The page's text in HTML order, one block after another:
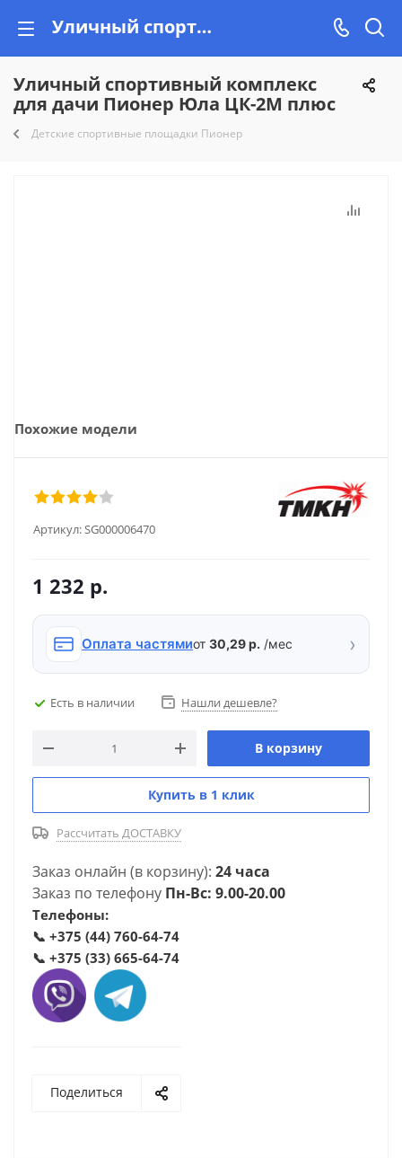
Уличный спортивный комплекс для дачи Пионер Юла ЦК-2М плюс купить недорого на Vishop
Уличный спортивный комплекс
для дачи Пионер Юла ЦК-2М плюс
Детские спортивные площадки Пионер
Похожие модели
Артикул:SG000006470
1 232 р.
Оплата частямиот 30,29 р. /мес ›
Есть в наличии Нашли дешевле?
В корзину
Купить в 1 клик
Рассчитать ДОСТАВКУ
Заказ онлайн (в корзину): 24 часа
Заказ по телефону Пн-Вс: 9.00-20.00
Телефоны:
📞 +375 (44) 760-64-74
📞 +375 (33) 665-64-74
Поделиться